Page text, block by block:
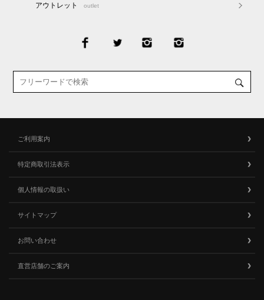
アウトレット outlet
ご利用案内
特定商取引法表示
個人情報の取扱い
サイトマップ
お問い合わせ
直営店舗のご案内